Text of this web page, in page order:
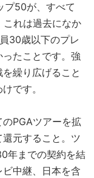
プ50が、すべて
これは過去になか
30歳以下のプレ
たことです。強
繰り広げること
です。
PGAツアーを拡
元すること。ツ
年までの契約を結
中継、日本を含